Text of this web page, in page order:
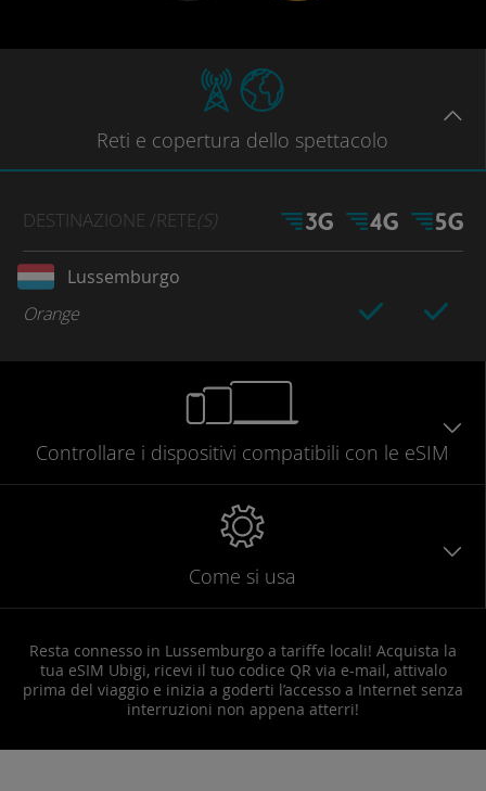
Reti e copertura dello spettacolo
DESTINAZIONE /RETE(S)
Lussemburgo
Orange
Controllare i dispositivi compatibili con le eSIM
Come si usa
Resta connesso in Lussemburgo a tariffe locali! Acquista la
tua eSIM Ubigi, ricevi il tuo codice QR via e-mail, attivalo
prima del viaggio e inizia a goderti l’accesso a Internet senza
interruzioni non appena atterri!